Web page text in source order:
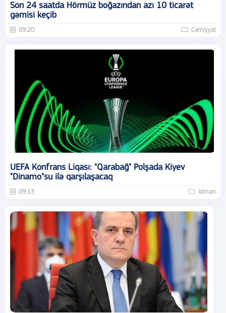
Son 24 saatda Hörmüz boğazından azı 10 ticarət
gəmisi keçib
09:20 Cəmiyyət
UEFA Konfrans Liqası: "Qarabağ" Polşada Kiyev
"Dinamo"su ilə qarşılaşacaq
09:13 İdman